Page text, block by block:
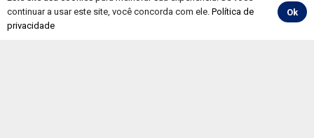
Notícias
Vídeos
continuar a usar este site, você concorda com ele. Política de
privacidade
Ok